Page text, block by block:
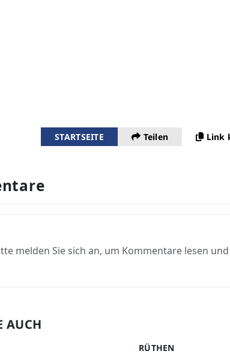
STARTSEITE Teilen Link
melden Sie sich an, um Kommentare lesen
AUCH
RÜTHEN